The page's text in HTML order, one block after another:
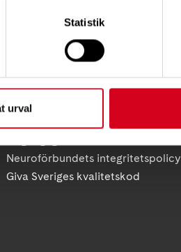
Statistik
urval
FÖRDJUPNING
Vårt arbete
Så tycker vi
Neuroförbundets integritetspolicy
Giva Sveriges kvalitetskod